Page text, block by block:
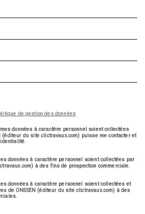
de gestion des données
données à caractère personnel soient collectées
(éditeur du site clictravaux.com) puisse me contacter et
données à caractère personnel soient collectées par
à des fins de prospection commerciale.
données à caractère personnel soient collectées et
de ONSSEN (éditeur du site clictravaux.com) à des